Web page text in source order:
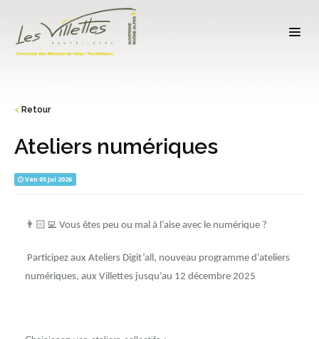
< Retour
Ateliers numériques
Ven 05 Jui 2026
👨🏻‍💻 Vous êtes peu ou mal à l’aise avec le numérique ?
Participez aux Ateliers Digit’all, nouveau programme d’ateliers
numériques, aux Villettes jusqu’au 12 décembre 2025